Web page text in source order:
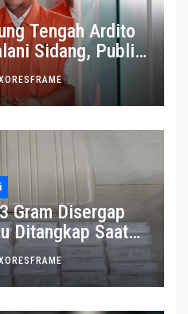
Tengah Ardito
Sidang, Publik
Gram Disergap
Ditangkap Saat
Di Tempat